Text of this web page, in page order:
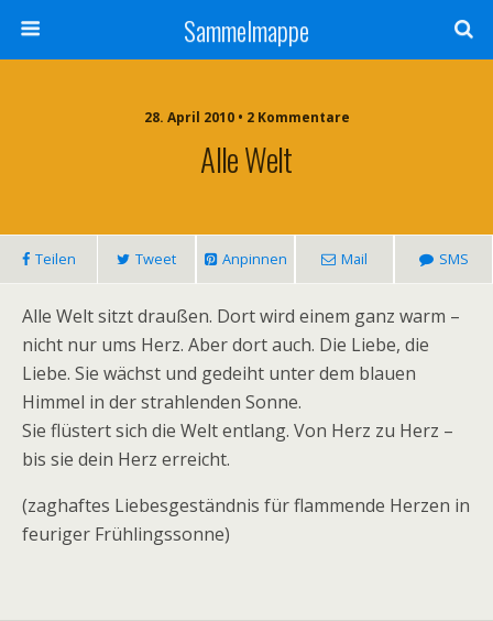
Sammelmappe
28. April 2010 • 2 Kommentare
Alle Welt
Teilen Tweet Anpinnen Mail SMS
Alle Welt sitzt draußen. Dort wird einem ganz warm –
nicht nur ums Herz. Aber dort auch. Die Liebe, die
Liebe. Sie wächst und gedeiht unter dem blauen
Himmel in der strahlenden Sonne.
Sie flüstert sich die Welt entlang. Von Herz zu Herz –
bis sie dein Herz erreicht.
(zaghaftes Liebesgeständnis für flammende Herzen in
feuriger Frühlingssonne)